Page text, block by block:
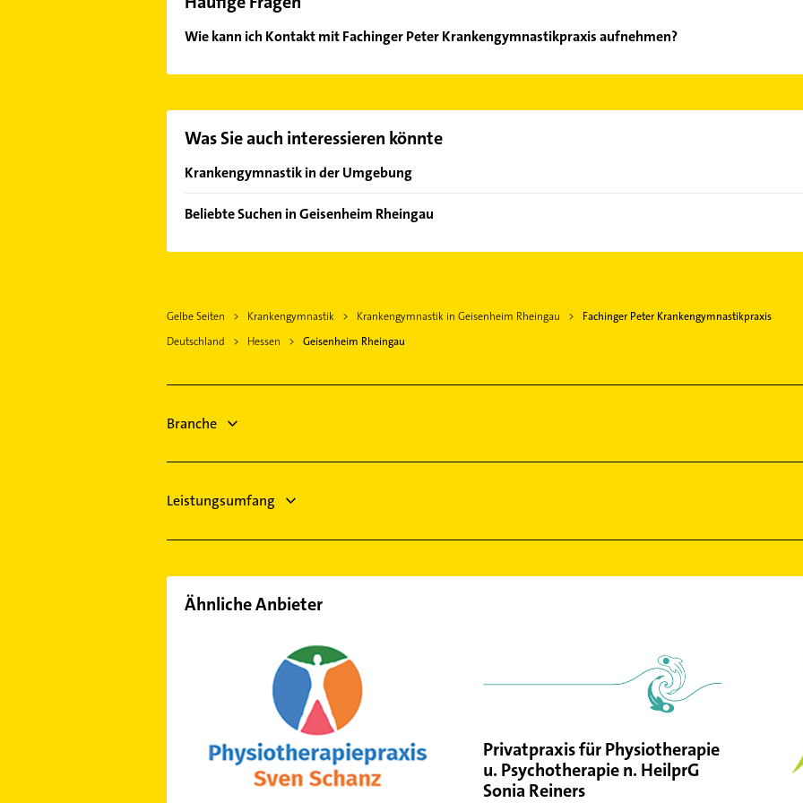
Wie kann ich Kontakt mit Fachinger Peter Krankengymnastikpraxis aufnehmen?
Was Sie auch interessieren könnte
Krankengymnastik in der Umgebung
Rüdesheim am Rhein
Oestrich-Winkel
Kiedrich Rheingau
Eltville am Rhein
Beliebte Suchen in Geisenheim Rheingau
Steuerberater
Heizung & Sanitär
Heizungsfirmen
Gelbe Seiten Krankengymnastik Krankengymnastik in Geisenheim Rheingau
Fachinger Peter Krankengymnastikpraxis
Deutschland
Hessen Geisenheim Rheingau
Branche
Leistungsumfang
Ähnliche Anbieter
Privatpraxis für Physiotherapie
u. Psychotherapie n. HeilprG
Sonia Reiners